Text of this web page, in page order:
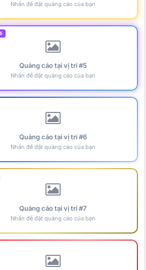
Nhấn để đặt quảng cáo của bạn
Quảng cáo tại vị trí #5
Nhấn để đặt quảng cáo của bạn
Quảng cáo tại vị trí #6
Nhấn để đặt quảng cáo của bạn
Quảng cáo tại vị trí #7
Nhấn để đặt quảng cáo của bạn